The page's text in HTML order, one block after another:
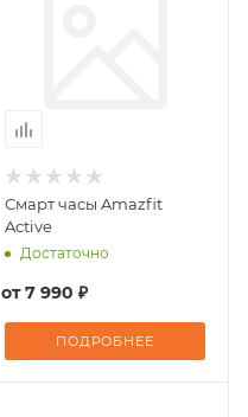
Смарт часы Amazfit
Active
Достаточно
от7 990 ₽
ПОДРОБНЕЕ